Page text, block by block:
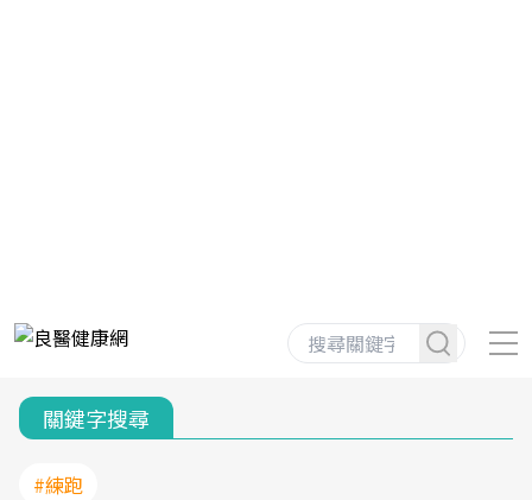
關鍵字搜尋
#練跑